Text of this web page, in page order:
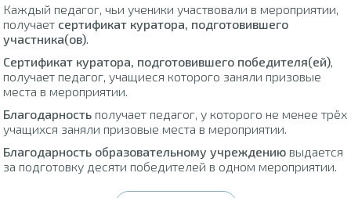
Каждый педагог, чьи ученики участвовали в мероприятии,
получает сертификат куратора, подготовившего
участника(ов)
Сертификат куратора, подготовившего победителя(ей)
получает педагог, учащиеся которого заняли призовые
места в мероприятии.
Благодарность получает педагог, у которого не менее трёх
учащихся заняли призовые места в мероприятии.
Благодарность образовательному учреждению выдается
за подготовку десяти победителей в одном мероприятии.